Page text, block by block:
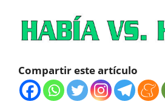
Compartir este artículo